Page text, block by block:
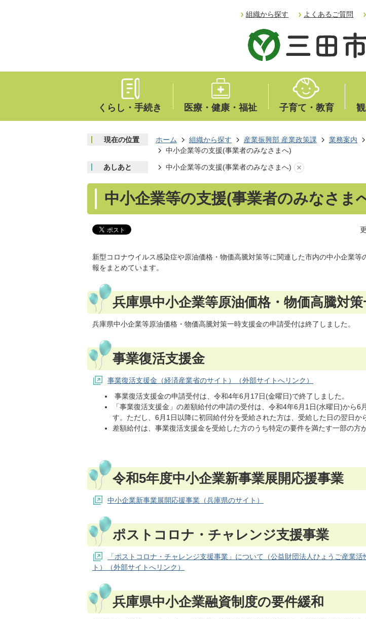
組織から探す よくあるご質問
くらし・手続き 医療・健康・福祉 子育て・教育
現在の位置 ホーム 組織から探す 産業振興部 産業政策課 業務案内
中小企業等の支援(事業者のみなさまへ)
あしあと 中小企業等の支援(事業者のみなさまへ)
中小企業等の支援(事業者のみなさま
新型コロナウイルス感染症や原油価格・物価高騰対策等に関連した市内の中小企業等
報をまとめています。
兵庫県中小企業等原油価格・物価高騰対
兵庫県中小企業等原油価格・物価高騰対策一時支援金の申請受付は終了しました。
事業復活支援金
事業復活支援金（経済産業省のサイト）（外部サイトへリンク）
事業復活支援金の申請受付は、令和4年6月17日(金曜日)で終了しました。
「事業復活支援金」の差額給付の申請の受付は、令和4年6月1日(水曜日)から6
す。 ただし、6月1日以降に初回給付分を受給された方は、受給した日の翌日か
差額給付は、事業復活支援金を受給した方のうち特定の要件を満たす一部の方
令和5年度中小企業新事業展開応援事業
中小企業新事業展開応援事業（兵庫県のサイト）
ポストコロナ・チャレンジ支援事業
「ポストコロナ・チャレンジ支援事業」について（公益財団法人ひょうご産業活
ト）（外部サイトへリンク）
兵庫県中小企業融資制度の要件緩和